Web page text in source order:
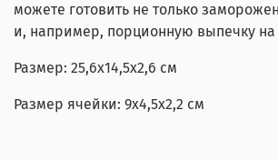
можете готовить не только
и, например, порционную выпечку на
Размер: 25,6x14,5x2,6 см
Размер ячейки: 9x4,5x2,2 см